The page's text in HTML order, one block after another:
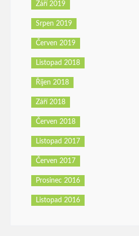
Září 2019
Srpen 2019
Červen 2019
Listopad 2018
Říjen 2018
Září 2018
Červen 2018
Listopad 2017
Červen 2017
Prosinec 2016
Listopad 2016